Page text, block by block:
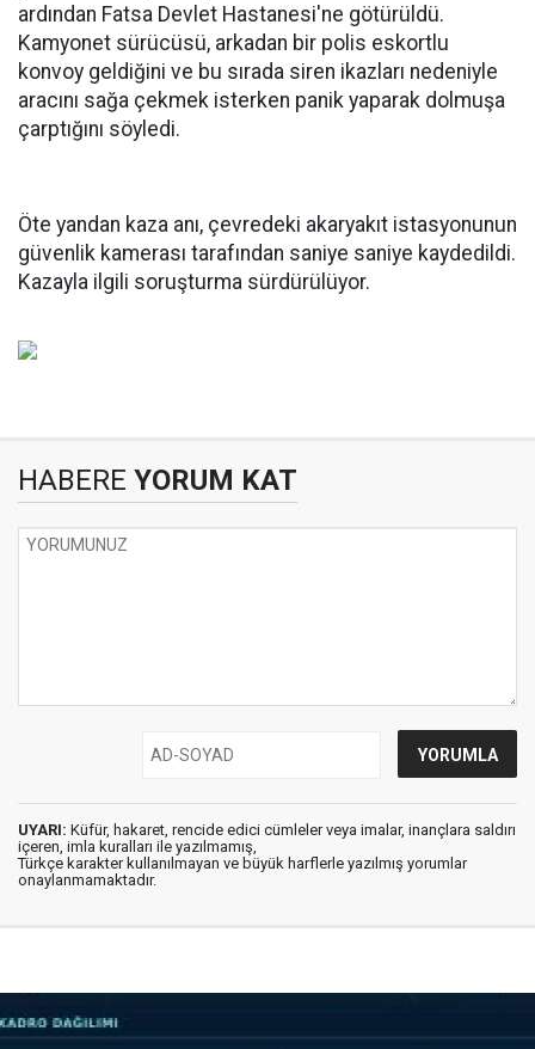
ardından Fatsa Devlet Hastanesi'ne götürüldü.
Kamyonet sürücüsü, arkadan bir polis eskortlu
konvoy geldiğini ve bu sırada siren ikazları nedeniyle
aracını sağa çekmek isterken panik yaparak dolmuşa
çarptığını söyledi.
Öte yandan kaza anı, çevredeki akaryakıt istasyonunun
güvenlik kamerası tarafından saniye saniye kaydedildi.
Kazayla ilgili soruşturma sürdürülüyor.
HABERE YORUM KAT
UYARI: Küfür, hakaret, rencide edici cümleler veya imalar, inançlara saldırı
içeren, imla kuralları ile yazılmamış,
Türkçe karakter kullanılmayan ve büyük harflerle yazılmış yorumlar
onaylanmamaktadır.